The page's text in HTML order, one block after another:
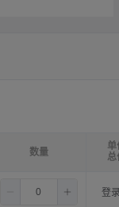
ØB1(轴孔径1)mm:
数量
12.0登